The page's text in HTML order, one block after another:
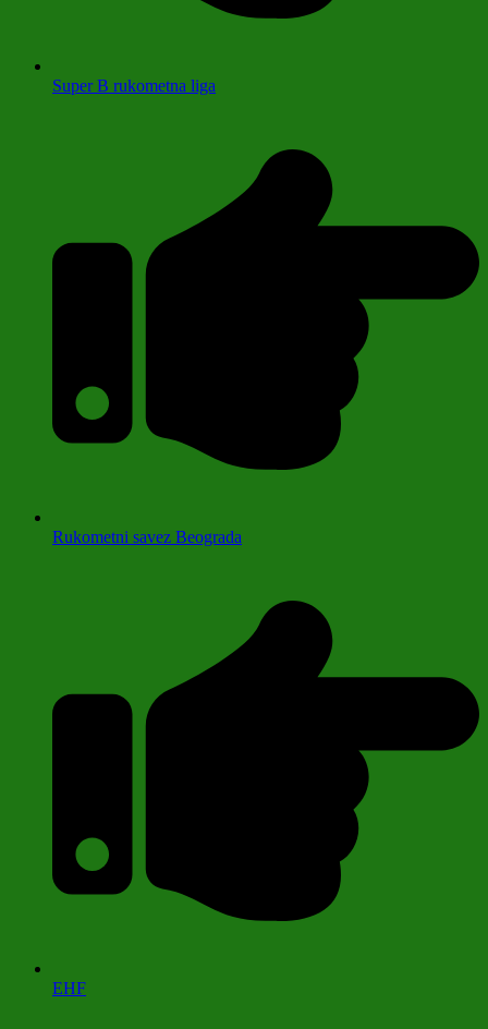
Super B rukometna liga
Rukometni savez Beograda
EHF